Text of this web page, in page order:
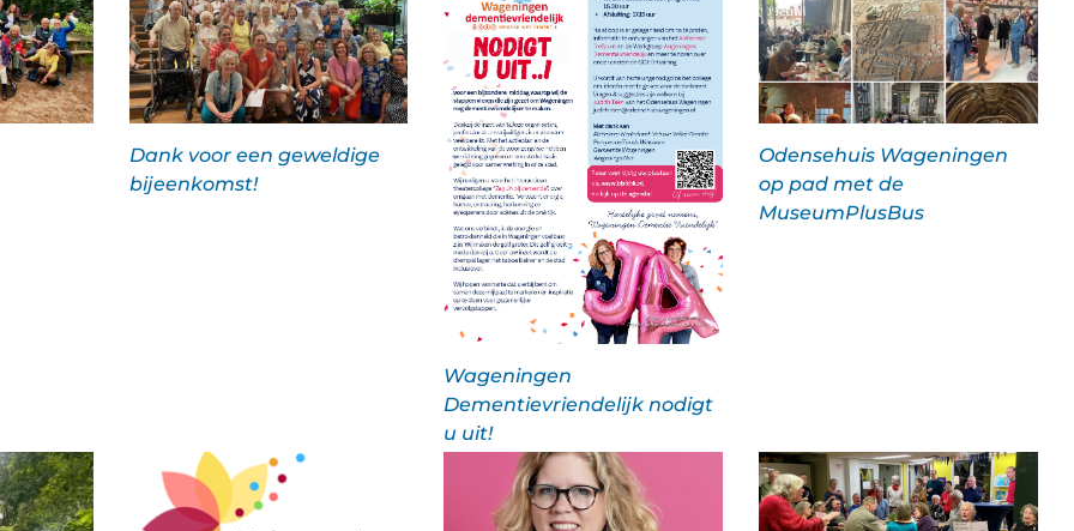
Dank voor een geweldige
bijeenkomst!
Wageningen
Dementievriendelijk nodigt
u uit!
Odensehuis Wageningen
op pad met de
MuseumPlusBus